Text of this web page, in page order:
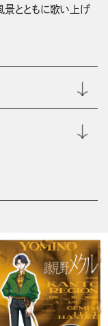
景とともに歌い上げ